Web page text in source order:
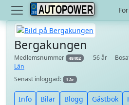
AUTOPOWER
Bergakungen
Medlemsnummer 48402 56 år
Län
Senast inloggad:
1 år
Info Bilar Blogg Gästbok